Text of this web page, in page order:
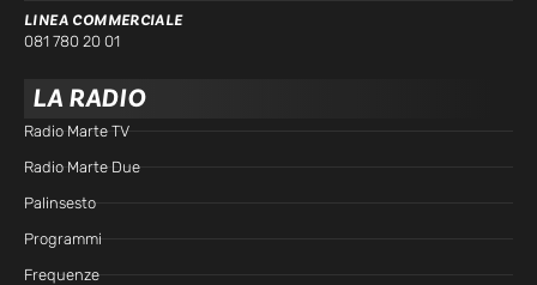
LINEA COMMERCIALE
081 780 20 01
LA RADIO
Radio Marte TV
Radio Marte Due
Palinsesto
Programmi
Frequenze